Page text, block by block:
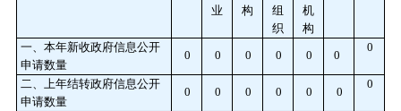
业
构
组
织
机
构
一、本年新收政府信息公开
申请数量
0 0 0 0 0 0
0
二、上年结转政府信息公开
申请数量
0 0 0 0 0 0
0